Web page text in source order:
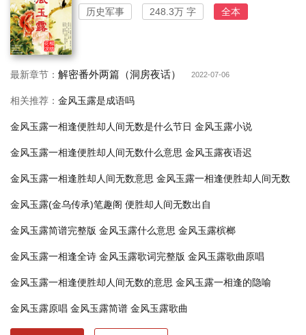
历史军事 248.3万 字 全本
最新章节： 解密番外两篇（洞房夜话） 2022-07-06
相关推荐： 金风玉露是成语吗
金风玉露一相逢便胜却人间无数是什么节日 金风玉露小说
金风玉露一相逢便胜却人间无数什么意思 金风玉露夜语迟
金风玉露一相逢胜却人间无数意思 金风玉露一相逢便胜却人间无数
金风玉露(金乌传承)笔趣阁 便胜却人间无数出自
金风玉露简谱完整版 金风玉露什么意思 金风玉露槟榔
金风玉露一相逢全诗 金风玉露歌词完整版 金风玉露歌曲原唱
金风玉露一相逢便胜却人间无数的意思 金风玉露一相逢的隐喻
金风玉露原唱 金风玉露简谱 金风玉露歌曲